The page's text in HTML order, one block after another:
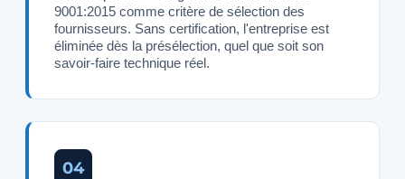
9001:2015 comme critère de sélection des
fournisseurs. Sans certification, l'entreprise est
éliminée dès la présélection, quel que soit son
savoir-faire technique réel.
04